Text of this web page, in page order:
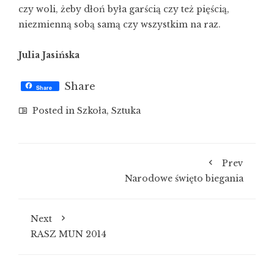
czy woli, żeby dłoń była garścią czy też pięścią,
niezmienną sobą samą czy wszystkim na raz.
Julia Jasińska
Share Share
Posted in Szkoła, Sztuka
Prev
Narodowe święto biegania
Next
RASZ MUN 2014